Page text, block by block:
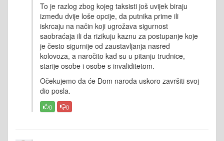
To je razlog zbog kojeg taksisti još uvijek biraju
između dvije loše opcije, da putnika prime ili
iskrcaju na način koji ugrožava sigurnost
saobraćaja ili da rizikuju kaznu za postupanje koje
je često sigurnije od zaustavljanja nasred
kolovoza, a naročito kad su u pitanju trudnice,
starije osobe i osobe s invaliditetom.
Očekujemo da će Dom naroda uskoro završiti svoj
dio posla.
0 0